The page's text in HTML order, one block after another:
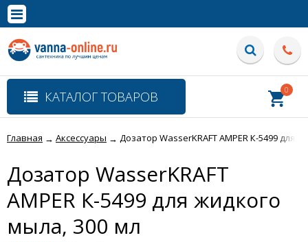
Полная версия сайта
КАТАЛОГ ТОВАРОВ 0
Главная → Аксессуары → Дозатор WasserKRAFT AMPER К-5499 для
Дозатор WasserKRAFT
AMPER К-5499 для жидкого
мыла, 300 мл